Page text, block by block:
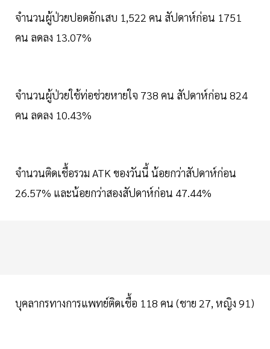
จำนวนผู้ป่วยปอดอักเสบ 1,522 คน สัปดาห์ก่อน 1751
คน ลดลง 13.07%
จำนวนผู้ป่วยใช้ท่อช่วยหายใจ 738 คน สัปดาห์ก่อน 824
คน ลดลง 10.43%
จำนวนติดเชื้อรวม ATK ของวันนี้ น้อยกว่าสัปดาห์ก่อน
26.57% และน้อยกว่าสองสัปดาห์ก่อน 47.44%
บุคลากรทางการแพทย์ติดเชื้อ 118 คน (ชาย 27, หญิง 91)